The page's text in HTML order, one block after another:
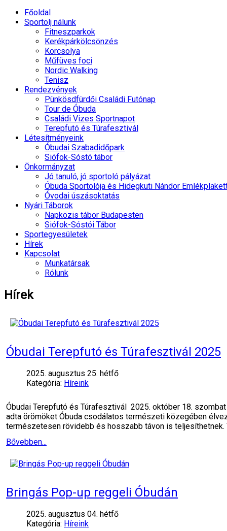
Főoldal
Sportolj nálunk
Fitneszparkok
Kerékpárkölcsönzés
Korcsolya
Műfüves foci
Nordic Walking
Tenisz
Rendezvények
Pünkösdfürdői Családi Futónap
Tour de Óbuda
Családi Vizes Sportnapot
Terepfutó és Túrafesztivál
Létesítményeink
Óbudai Szabadidőpark
Siófok-Sóstó tábor
Önkormányzat
Jó tanuló, jó sportoló pályázat
Óbuda Sportolója és Hidegkuti Nándor
Óvodai úszásoktatás
Nyári Táborok
Napközis tábor Budapesten
Siófok-Sóstói Tábor
Sportegyesületek
Hírek
Kapcsolat
Munkatársak
Rólunk
Hírek
Óbudai Terepfutó és Túrafesztivál 2025
2025. augusztus 25. hétfő
Kategória: Híreink
Óbudai Terepfutó és Túrafesztivál 2025. október 18.
adta örömöket Óbuda csodálatos természeti közegében
természetesen rövidebb és hosszabb távon is teljesíthetnek.
Bővebben...
Bringás Pop-up reggeli Óbudán
2025. augusztus 04. hétfő
Kategória: Híreink